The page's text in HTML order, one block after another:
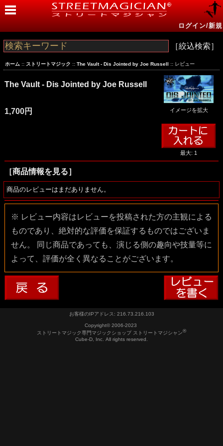
ログイン/新規
［絞込検索］
ホーム :: ストリートマジック :: The Vault - Dis Jointed by Joe Russell :: レビュー
The Vault - Dis Jointed by Joe Russell
1,700円 イメージを拡大
最大: 1
［商品情報を見る］
商品のレビューはまだありません。
※ レビュー内容はレビューを投稿された方の主観による
ものであり、絶対的な評価を保証するものではございま
せん。 同じ商品であっても、演じる側の趣向や技量等に
よって、評価が全く異なることがございます。
お客様のIPアドレス: 216.73.216.103
Copyright© 2006-2023
ストリートマジック専門マジックショップ ストリートマジシャン®
Cube-D, Inc. All rights reserved.